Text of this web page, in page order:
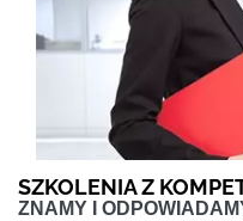
SZKOLENIA Z
ZNAMY I